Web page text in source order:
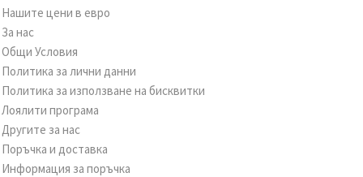
Нашите цени в евро
За нас
Общи Условия
Политика за лични данни
Политика за използване на бисквитки
Лоялити програма
Другите за нас
Поръчка и доставка
Информация за поръчка